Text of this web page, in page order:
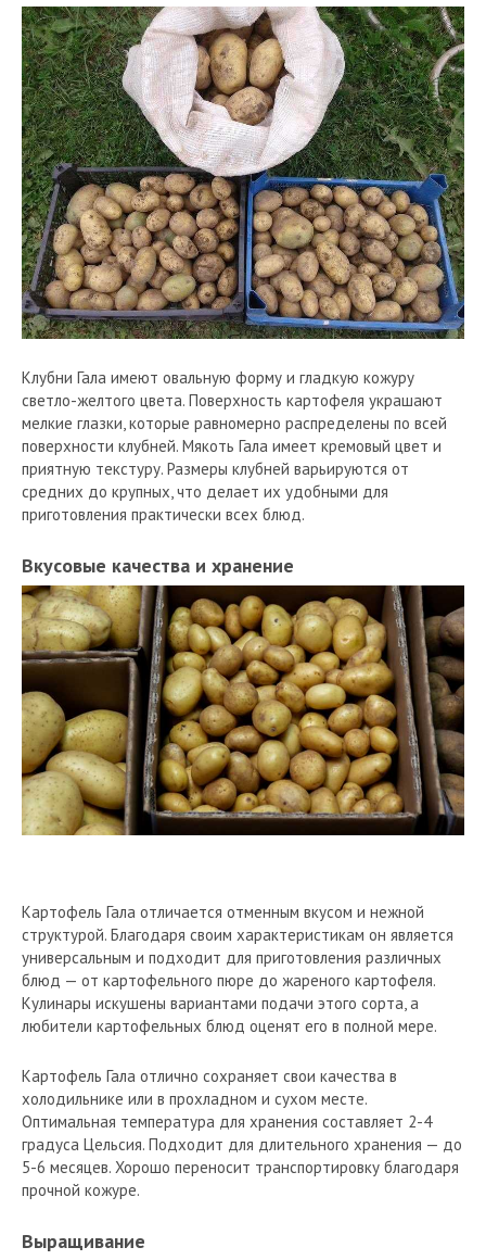
Клубни Гала имеют овальную форму и гладкую кожуру
светло-желтого цвета. Поверхность картофеля украшают
мелкие глазки, которые равномерно распределены по всей
поверхности клубней. Мякоть Гала имеет кремовый цвет и
приятную текстуру. Размеры клубней варьируются от
средних до крупных, что делает их удобными для
приготовления практически всех блюд.
Вкусовые качества и хранение
Картофель Гала отличается отменным вкусом и нежной
структурой. Благодаря своим характеристикам он является
универсальным и подходит для приготовления различных
блюд — от картофельного пюре до жареного картофеля.
Кулинары искушены вариантами подачи этого сорта, а
любители картофельных блюд оценят его в полной мере.
Картофель Гала отлично сохраняет свои качества в
холодильнике или в прохладном и сухом месте.
Оптимальная температура для хранения составляет 2-4
градуса Цельсия. Подходит для длительного хранения — до
5-6 месяцев. Хорошо переносит транспортировку благодаря
прочной кожуре.
Выращивание